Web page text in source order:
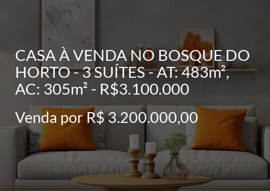
CASA À VENDA NO BOSQUE DO
HORTO - 3 SUÍTES - AT: 483m²,
AC: 305m² - R$3.100.000
Venda por R$ 3.200.000,00